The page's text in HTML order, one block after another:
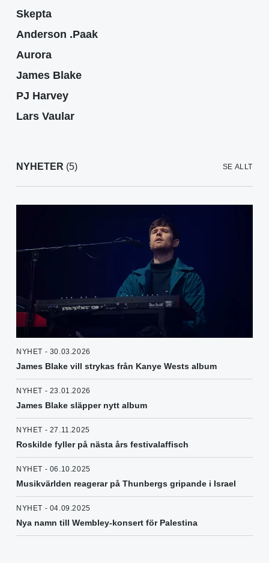
Skepta
Anderson .Paak
Aurora
James Blake
PJ Harvey
Lars Vaular
NYHETER (5) SE ALLT
NYHET - 30.03.2026
James Blake vill strykas från Kanye Wests album
NYHET - 23.01.2026
James Blake släpper nytt album
NYHET - 27.11.2025
Roskilde fyller på nästa års festivalaffisch
NYHET - 06.10.2025
Musikvärlden reagerar på Thunbergs gripande i Israel
NYHET - 04.09.2025
Nya namn till Wembley-konsert för Palestina